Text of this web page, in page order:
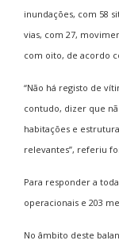
inundações, com 58
vias, com 27,
com oito, de acordo
“Não há registo de
contudo, dizer que
habitações e
relevantes”, referiu
Para responder a
operacionais e 203
No âmbito deste